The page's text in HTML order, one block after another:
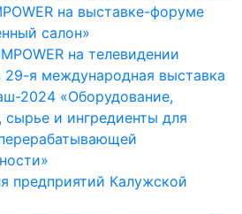
на выставке-форуме
салон»
на телевидении
29-я международная выставка
2024 «Оборудование,
сырье и ингредиенты для
предприятий Калужской